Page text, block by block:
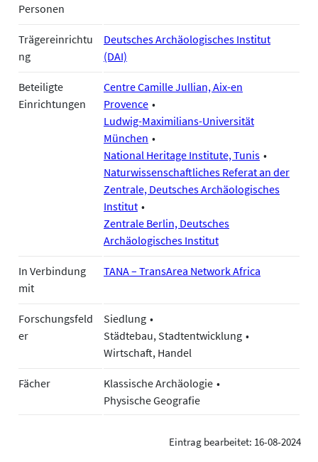
Personen
Trägereinrichtu
ng
Deutsches Archäologisches Institut
(DAI)
Beteiligte
Einrichtungen
Centre Camille Jullian, Aix-en
Provence
Ludwig-Maximilians-Universität
München
National Heritage Institute, Tunis
Naturwissenschaftliches Referat an der
Zentrale, Deutsches Archäologisches
Institut
Zentrale Berlin, Deutsches
Archäologisches Institut
In Verbindung
mit
TANA – TransArea Network Africa
Forschungsfeld
er
Siedlung
Städtebau, Stadtentwicklung
Wirtschaft, Handel
Fächer
Klassische Archäologie
Physische Geografie
Eintrag bearbeitet: 16-08-2024